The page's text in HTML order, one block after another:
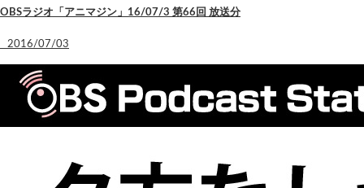
OBSラジオ「アニマジン」16/07/3 第66回 放送分
2016/07/03